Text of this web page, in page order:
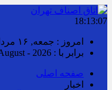
18:13:07
امروز : جمعه, ۱۶ مرداد , ۱۴۰۵
برابر با : Friday - 7 August - 2026
صفحه اصلی
اخبار